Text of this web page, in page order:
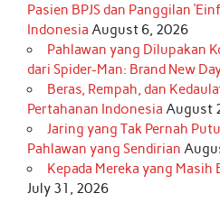
Pasien BPJS dan Panggilan
Indonesia August 6, 2026
Pahlawan yang Dilupakan
dari Spider-Man: Brand New
Beras, Rempah, dan
Pertahanan Indonesia August
Jaring yang Tak Pernah
Pahlawan yang Sendirian
Kepada Mereka yang
July 31, 2026